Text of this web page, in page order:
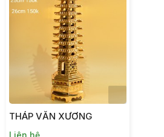
THÁP VĂN XƯƠNG
Liên hệ